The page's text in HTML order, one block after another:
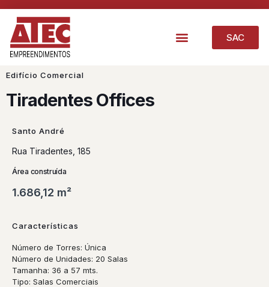
SAC
Edifício Comercial
Tiradentes Offices
Santo André
Rua Tiradentes, 185
Área construída
1.686,12 m²
Características
Número de Torres: Única
Número de Unidades: 20 Salas
Tamanha: 36 a 57 mts.
Tipo: Salas Comerciais